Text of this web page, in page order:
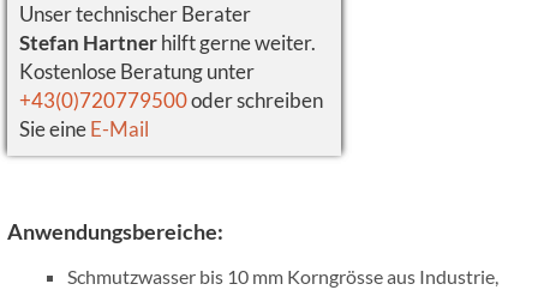
Unser technischer Berater
Stefan Hartnerhilft gerne weiter.
Kostenlose Beratung unter
+43(0)720779500oder schreiben
Sie eineE-Mail
Anwendungsbereiche:
Schmutzwasser bis 10 mm Korngrösse aus Industrie,